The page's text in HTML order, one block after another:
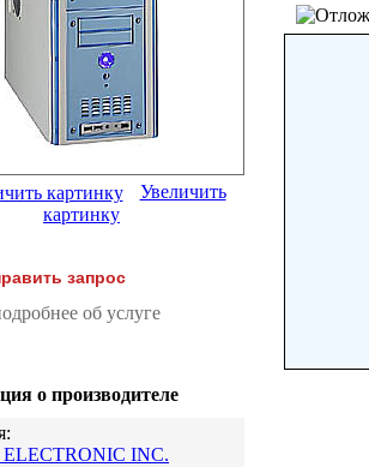
Увеличить
картинку
запрос
об услуге
о производителе
INC.